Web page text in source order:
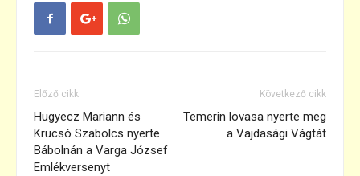
Előző cikk
Hugyecz Mariann és
Krucsó Szabolcs nyerte
Bábolnán a Varga József
Emlékversenyt
Következő cikk
Temerin lovasa nyerte meg
a Vajdasági Vágtát